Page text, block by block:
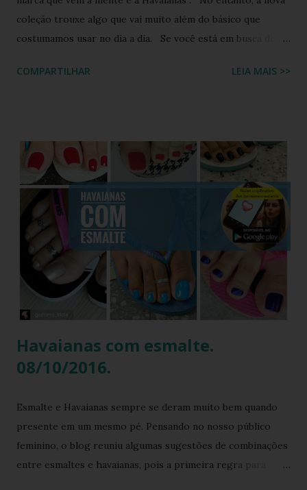
coleção trouxe algo que vai muito além do básico que
costumamos usar no dia a dia. Se você está em busca de
riqueza cultural do Nordeste brasileiro, o Chinelo
verdadeira declaração de estilo e arte. Você já imaginou
carregar na sola dos seus pés uma tradição que é
transmitida de geração em geração pelas artesãs do sertão
alagoano? O grande segredo deste lançamento está na
habilidade de traduzir a identidade cultural brasileira em um
acessório de moda contemporâneo, sem perder a essência
da versatilidade que consagrou o formato clássico. É a
união perfeita entre a tradição nordestina e a modernidade
urbana que o seu guarda-ro...
COMPARTILHAR LEIA MAIS >>
Havaianas com esmalte.
08/10/2016.
Esmalte e Havaianas sempre se deram muito bem quando
presente em um mesmo pé. Pensando no nosso público
feminino, o blog reuniu algumas sugestões de combinações
entre esmaltes e havaianas, pois a primeira regra para